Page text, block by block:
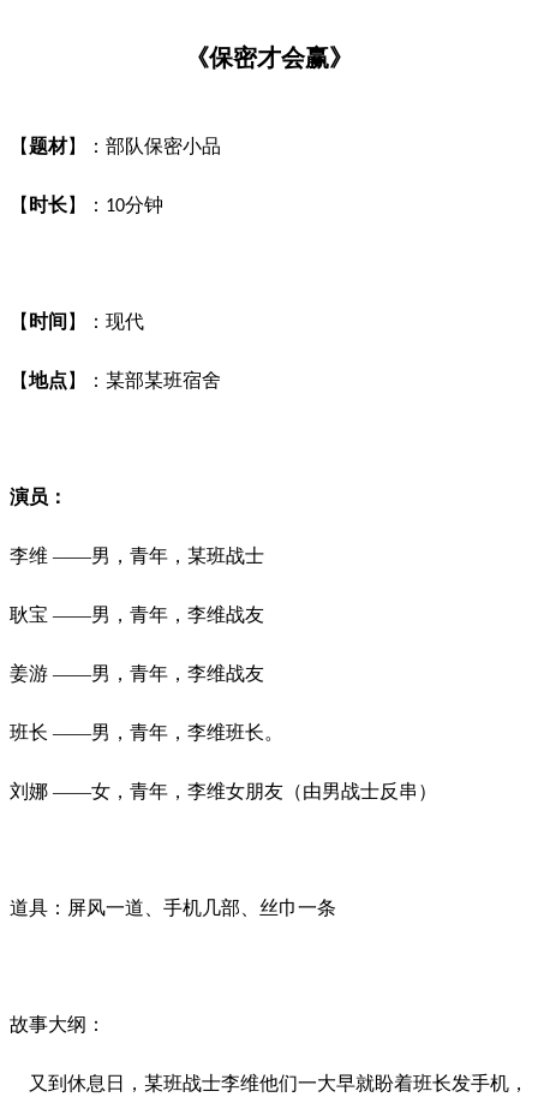
《保密才会赢》
【题材】：部队保密小品
【 时长】： 10分钟
【 时间 】：现代
【地点 】：某部某班宿舍
演员：
李维 ——男，青年，某班战士
耿宝 ——男，青年，李维战友
姜游 ——男，青年，李维战友
班长 ——男，青年，李维班长。
刘娜 ——女，青年，李维女朋友（由男战士反串）
道具：屏风一道、手机几部、丝巾一条
故事大纲：
又到休息日，某班战士李维他们一大早就盼着班长发手机，